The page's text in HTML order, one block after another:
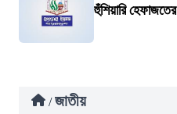
হুঁশিয়ারি হেফাজতের
/ জাতীয়